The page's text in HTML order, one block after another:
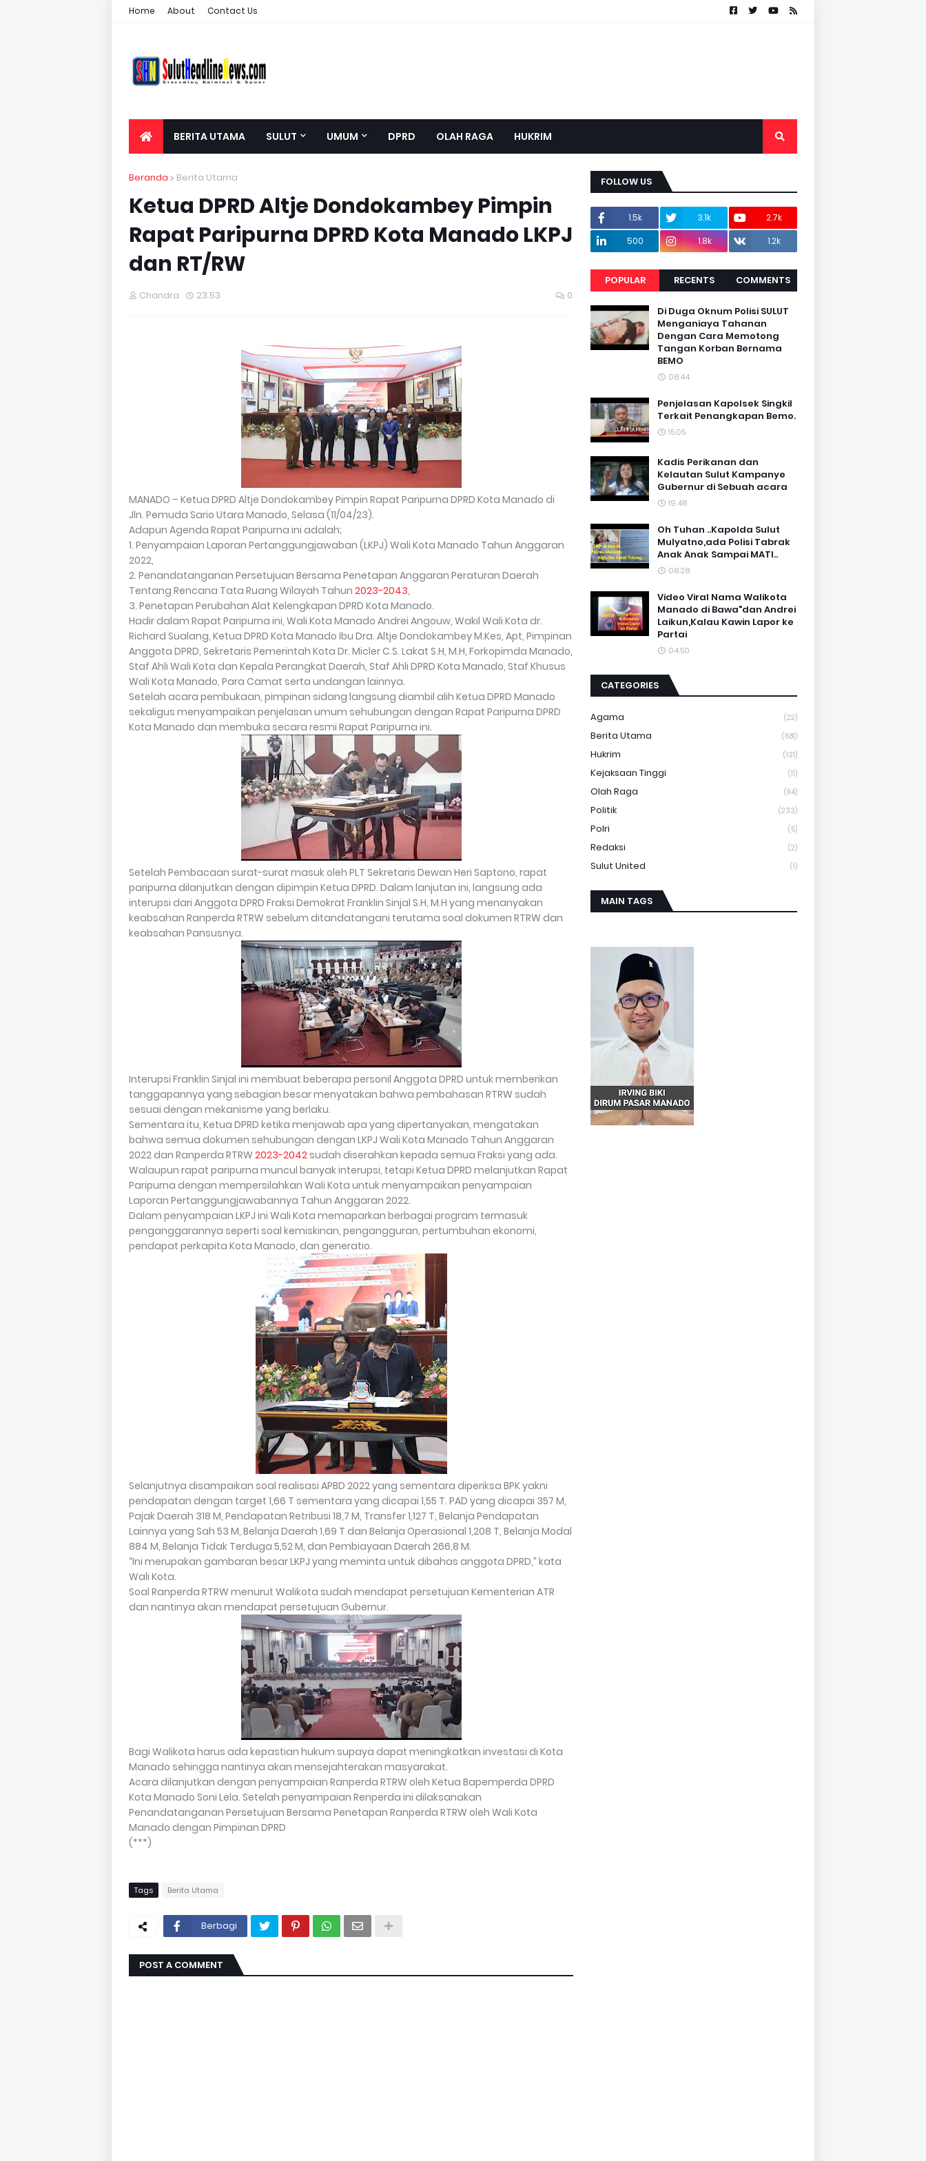
Home About Contact Us
BERITA UTAMA SULUT UMUM DPRD OLAH RAGA HUKRIM
Beranda Berita Utama
Ketua DPRD Altje Dondokambey Pimpin
Rapat Paripurna DPRD Kota Manado LKPJ
dan RT/RW
Chandra 23.53 0
MANADO – Ketua DPRD Altje Dondokambey Pimpin Rapat Paripurna DPRD Kota Manado di
Jln. Pemuda Sario Utara Manado, Selasa (11/04/23).
Adapun Agenda Rapat Paripurna ini adalah;
1. Penyampaian Laporan Pertanggungjawaban (LKPJ) Wali Kota Manado Tahun Anggaran
2022,
2. Penandatanganan Persetujuan Bersama Penetapan Anggaran Peraturan Daerah
Tentang Rencana Tata Ruang Wilayah Tahun 2023-2043,
3. Penetapan Perubahan Alat Kelengkapan DPRD Kota Manado.
Hadir dalam Rapat Paripurna ini, Wali Kota Manado Andrei Angouw, Wakil Wali Kota dr.
Richard Sualang, Ketua DPRD Kota Manado Ibu Dra. Altje Dondokambey M.Kes, Apt, Pimpinan
Anggota DPRD, Sekretaris Pemerintah Kota Dr. Micler C.S. Lakat S.H, M.H, Forkopimda Manado,
Staf Ahli Wali Kota dan Kepala Perangkat Daerah, Staf Ahli DPRD Kota Manado, Staf Khusus
Wali Kota Manado, Para Camat serta undangan lainnya.
Setelah acara pembukaan, pimpinan sidang langsung diambil alih Ketua DPRD Manado
sekaligus menyampaikan penjelasan umum sehubungan dengan Rapat Paripurna DPRD
Kota Manado dan membuka secara resmi Rapat Paripurna ini.
Setelah Pembacaan surat-surat masuk oleh PLT Sekretaris Dewan Heri Saptono, rapat
paripurna dilanjutkan dengan dipimpin Ketua DPRD. Dalam lanjutan ini, langsung ada
interupsi dari Anggota DPRD Fraksi Demokrat Franklin Sinjal S.H, M.H yang menanyakan
keabsahan Ranperda RTRW sebelum ditandatangani terutama soal dokumen RTRW dan
keabsahan Pansusnya.
Interupsi Franklin Sinjal ini membuat beberapa personil Anggota DPRD untuk memberikan
tanggapannya yang sebagian besar menyatakan bahwa pembahasan RTRW sudah
sesuai dengan mekanisme yang berlaku.
Sementara itu, Ketua DPRD ketika menjawab apa yang dipertanyakan, mengatakan
bahwa semua dokumen sehubungan dengan LKPJ Wali Kota Manado Tahun Anggaran
2022 dan Ranperda RTRW 2023-2042 sudah diserahkan kepada semua Fraksi yang ada.
Walaupun rapat paripurna muncul banyak interupsi, tetapi Ketua DPRD melanjutkan Rapat
Paripurna dengan mempersilahkan Wali Kota untuk menyampaikan penyampaian
Laporan Pertanggungjawabannya Tahun Anggaran 2022.
Dalam penyampaian LKPJ ini Wali Kota memaparkan berbagai program termasuk
penganggarannya seperti soal kemiskinan, pengangguran, pertumbuhan ekonomi,
pendapat perkapita Kota Manado, dan generatio.
Selanjutnya disampaikan soal realisasi APBD 2022 yang sementara diperiksa BPK yakni
pendapatan dengan target 1,66 T sementara yang dicapai 1,55 T. PAD yang dicapai 357 M,
Pajak Daerah 318 M, Pendapatan Retribusi 18,7 M, Transfer 1,127 T, Belanja Pendapatan
Lainnya yang Sah 53 M, Belanja Daerah 1,69 T dan Belanja Operasional 1,208 T, Belanja Modal
884 M, Belanja Tidak Terduga 5,52 M, dan Pembiayaan Daerah 266,8 M.
“Ini merupakan gambaran besar LKPJ yang meminta untuk dibahas anggota DPRD,” kata
Wali Kota.
Soal Ranperda RTRW menurut Walikota sudah mendapat persetujuan Kementerian ATR
dan nantinya akan mendapat persetujuan Gubernur.
Bagi Walikota harus ada kepastian hukum supaya dapat meningkatkan investasi di Kota
Manado sehingga nantinya akan mensejahterakan masyarakat.
Acara dilanjutkan dengan penyampaian Ranperda RTRW oleh Ketua Bapemperda DPRD
Kota Manado Soni Lela. Setelah penyampaian Renperda ini dilaksanakan
Penandatanganan Persetujuan Bersama Penetapan Ranperda RTRW oleh Wali Kota
Manado dengan Pimpinan DPRD
(***)
Tags Berita Utama
Berbagi
POST A COMMENT
FOLLOW US
1.5k 3.1k
2.7k
500
1.8k 1.2k
POPULAR RECENTS COMMENTS
Di Duga Oknum Polisi SULUT
Menganiaya Tahanan
Dengan Cara Memotong
Tangan Korban Bernama
BEMO
08.44
Penjelasan Kapolsek Singkil
Terkait Penangkapan Bemo.
15.05
Kadis Perikanan dan
Kelautan Sulut Kampanye
Gubernur di Sebuah acara
19.48
Oh Tuhan ..Kapolda Sulut
Mulyatno,ada Polisi Tabrak
Anak Anak Sampai MATI..
08.28
Video Viral Nama Walikota
Manado di Bawa"dan Andrei
Laikun,Kalau Kawin Lapor ke
Partai
04.50
CATEGORIES
Agama (22)
Berita Utama (681)
Hukrim (131)
Kejaksaan Tinggi (11)
Olah Raga (94)
Politik (233)
Polri (5)
Redaksi (2)
Sulut United (1)
MAIN TAGS